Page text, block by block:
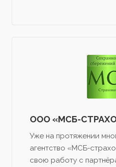
ООО «МСБ-
Уже на протяжении
агентство «МСБ-
свою работу с